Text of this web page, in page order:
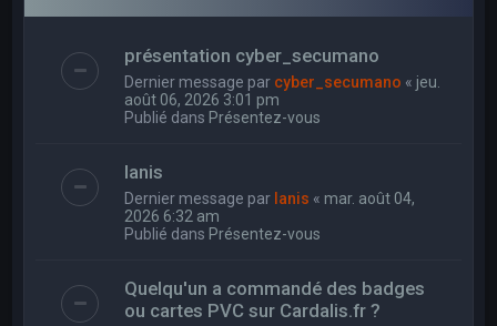
présentation cyber_secumano
Dernier message par cyber_secumano « jeu.
août 06, 2026 3:01 pm
Publié dans Présentez-vous
Ianis
Dernier message par Ianis « mar. août 04,
2026 6:32 am
Publié dans Présentez-vous
Quelqu'un a commandé des badges
ou cartes PVC sur Cardalis.fr ?